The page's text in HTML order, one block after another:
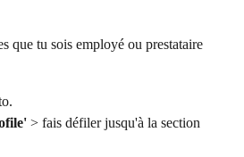
que tu sois employé ou prestataire
> fais défiler jusqu'à la section